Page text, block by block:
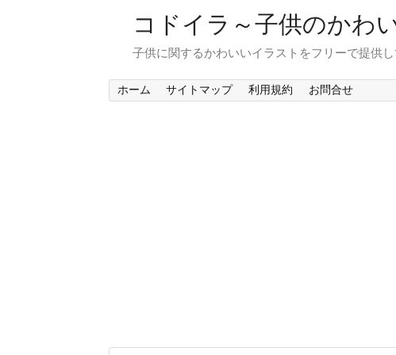
コドイラ～子供のかわ
子供に関するかわいいイラストをフリーで提供
ホーム サイトマップ 利用規約 お問合せ